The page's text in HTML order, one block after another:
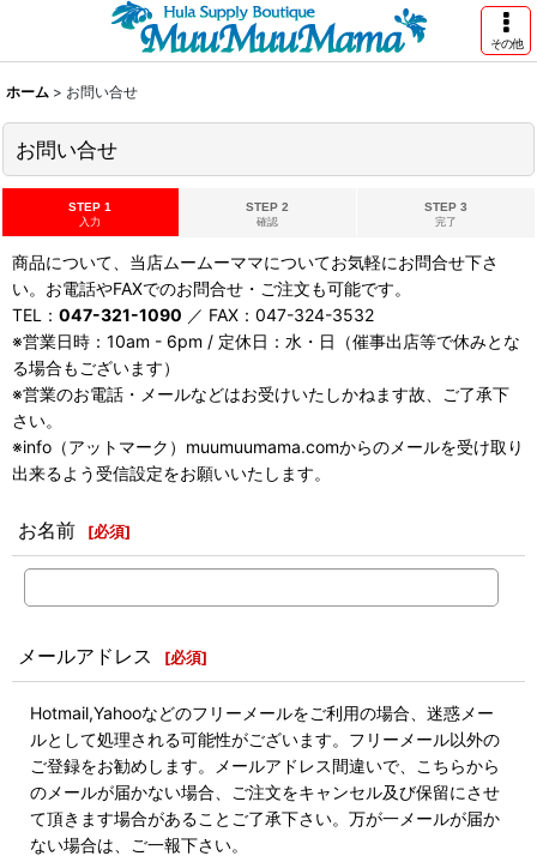
その他
ホーム > お問い合せ
お問い合せ
STEP 1
入力
STEP 2
確認
STEP 3
完了
商品について、当店ムームーママについてお気軽にお問合せ下さ
い。お電話やFAXでのお問合せ・ご注文も可能です。
TEL： 047-321-1090 ／ FAX：047-324-3532
※営業日時：10am - 6pm / 定休日：水・日（催事出店等で休みとな
る場合もございます）
※営業のお電話・メールなどはお受けいたしかねます故、ご了承下
さい。
※info（アットマーク）muumuumama.comからのメールを受け取り
出来るよう受信設定をお願いいたします。
お名前 [必須]
メールアドレス [必須]
Hotmail,Yahooなどのフリーメールをご利用の場合、迷惑メー
ルとして処理される可能性がございます。フリーメール以外の
ご登録をお勧めします。メールアドレス間違いで、こちらから
のメールが届かない場合、ご注文をキャンセル及び保留にさせ
て頂きます場合があることご了承下さい。万が一メールが届か
ない場合は、ご一報下さい。